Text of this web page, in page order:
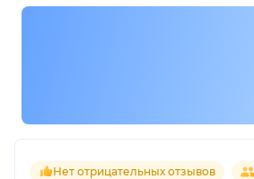
Нет отрицательных отзывов